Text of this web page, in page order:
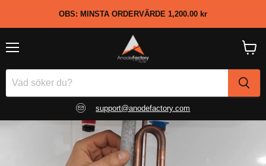
OBS: MINSTA ORDERVÄRDE 1,200.00 kr
support@anodefactory.com